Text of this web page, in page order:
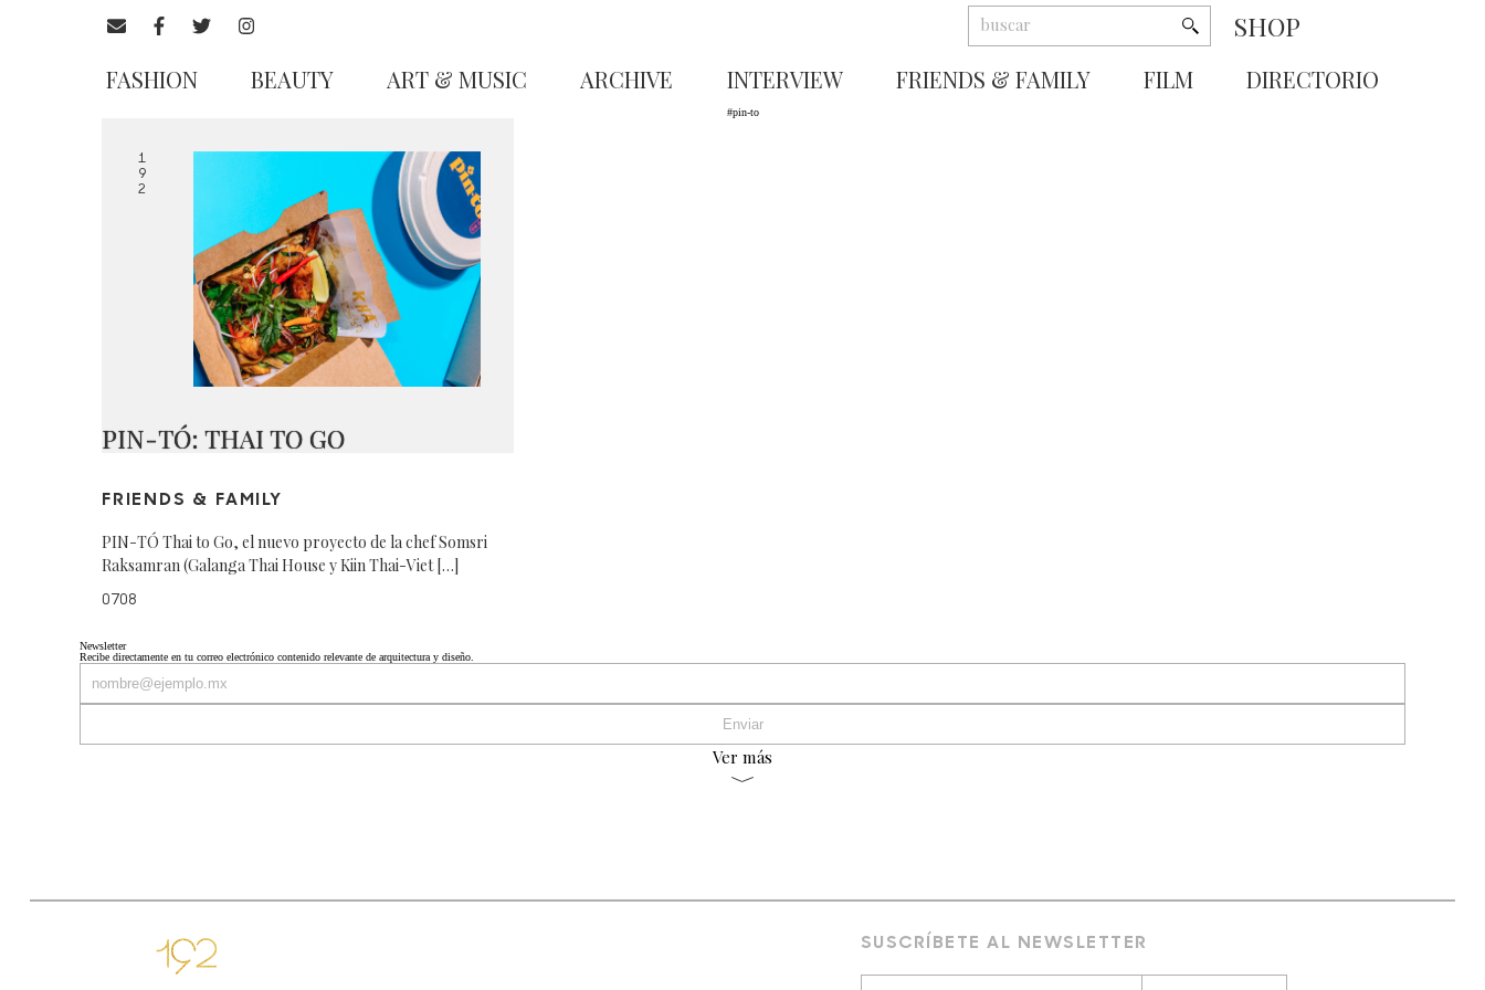
SHOP
FASHION BEAUTY ART & MUSIC ARCHIVE INTERVIEW FRIENDS & FAMILY FILM DIRECTORIO
#pin-to
1
9
2
PIN-TÓ: THAI TO GO
FRIENDS & FAMILY
PIN-TÓ Thai to Go, el nuevo proyecto de la chef Somsri
Raksamran (Galanga Thai House y Kiin Thai-Viet […]
0708
Newsletter
Recibe directamente en tu correo electrónico contenido relevante de arquitectura y diseño.
Ver más
SUSCRÍBETE AL NEWSLETTER